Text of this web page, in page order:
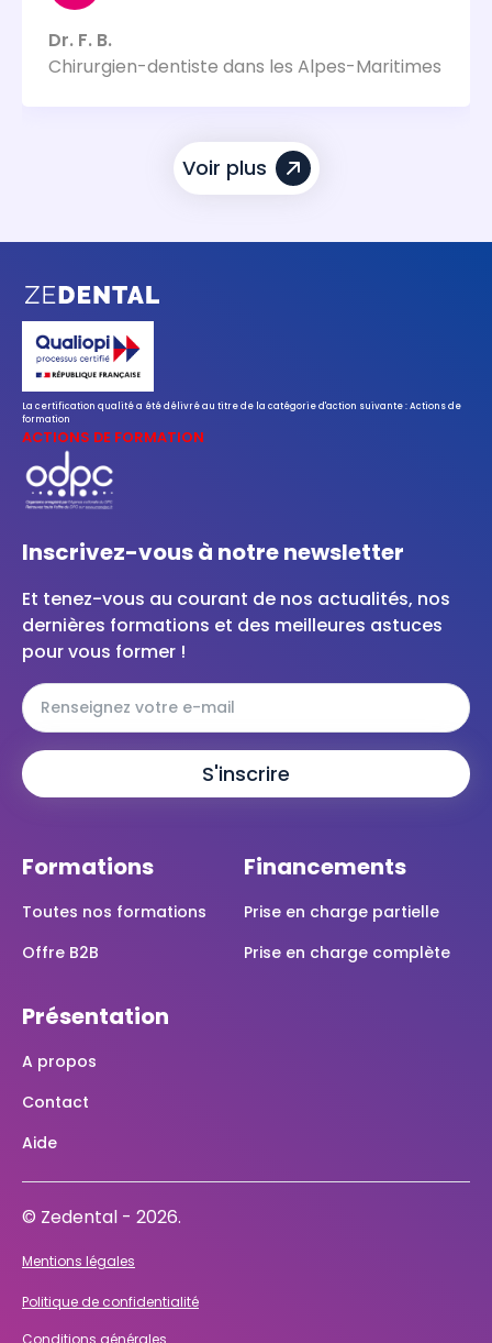
Dr. F. B.
Chirurgien-dentiste dans les Alpes-Maritimes
Voir plus
La certification qualité a été délivré au titre de la catégorie d'action suivante : Actions de
formation
ACTIONS DE FORMATION
Formations
Toutes nos formations
Offre B2B
Financements
Prise en charge partielle
Prise en charge complète
Présentation
A propos
Contact
Aide
Inscrivez-vous à notre newsletter
Et tenez-vous au courant de nos actualités, nos
dernières formations et des meilleures astuces
pour vous former !
© Zedental - 2026.
Mentions légales
Politique de confidentialité
Conditions générales